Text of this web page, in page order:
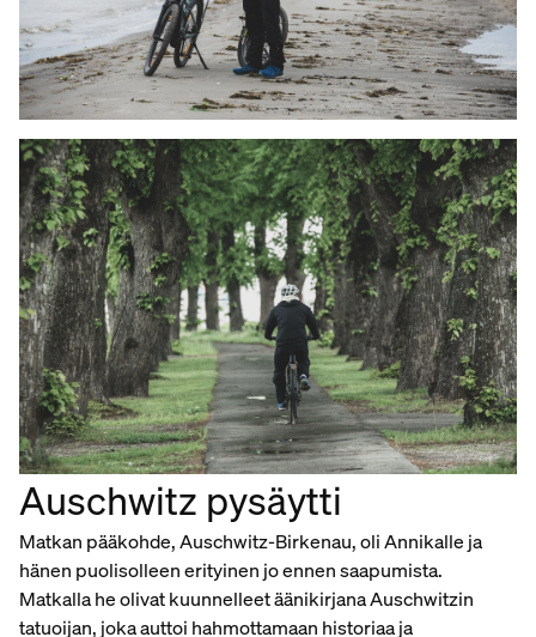
Auschwitz pysäytti
Matkan pääkohde, Auschwitz-Birkenau, oli Annikalle ja
hänen puolisolleen erityinen jo ennen saapumista.
Matkalla he olivat kuunnelleet äänikirjanaAuschwitzin
tatuoijan, joka auttoi hahmottamaan historiaa ja